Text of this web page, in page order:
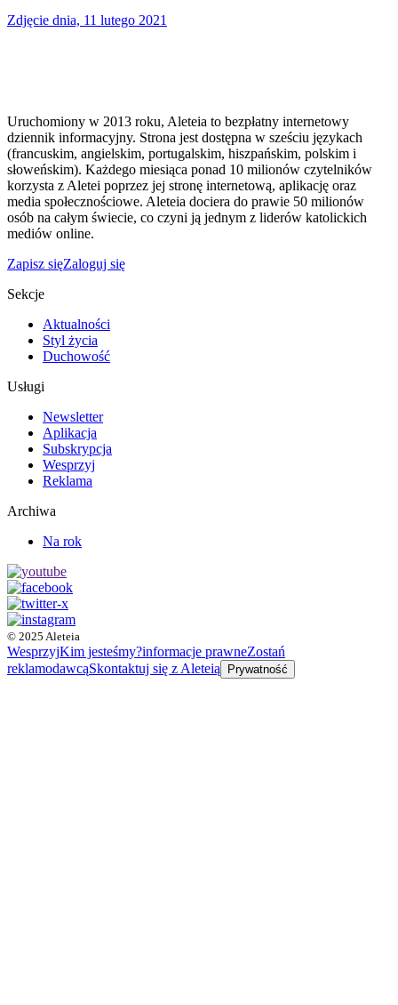
Zdjęcie dnia, 11 lutego 2021
Uruchomiony w 2013 roku, Aleteia to bezpłatny internetowy
dziennik informacyjny. Strona jest dostępna w sześciu językach
(francuskim, angielskim, portugalskim, hiszpańskim, polskim i
słoweńskim). Każdego miesiąca ponad 10 milionów czytelników
korzysta z Aletei poprzez jej stronę internetową, aplikację oraz
media społecznościowe. Aleteia dociera do prawie 50 milionów
osób na całym świecie, co czyni ją jednym z liderów katolickich
mediów online.
Zapisz sięZaloguj się
Sekcje
Aktualności
Styl życia
Duchowość
Usługi
Newsletter
Aplikacja
Subskrypcja
Wesprzyj
Reklama
Archiwa
Na rok
© 2025 Aleteia
WesprzyjKim jesteśmy?informacje prawneZostań
reklamodawcąSkontaktuj się z Aleteią Prywatność